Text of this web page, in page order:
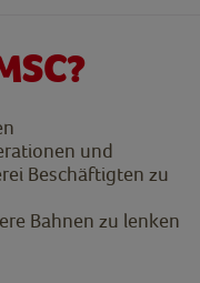
und
Beschäftigten zu
Bahnen zu lenken